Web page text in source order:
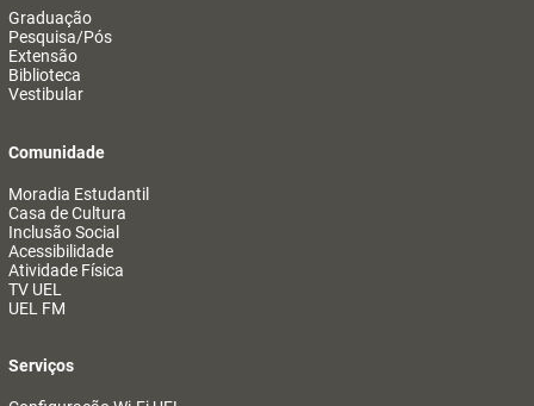
Graduação
Pesquisa/Pós
Extensão
Biblioteca
Vestibular
Comunidade
Moradia Estudantil
Casa de Cultura
Inclusão Social
Acessibilidade
Atividade Física
TV UEL
UEL FM
Serviços